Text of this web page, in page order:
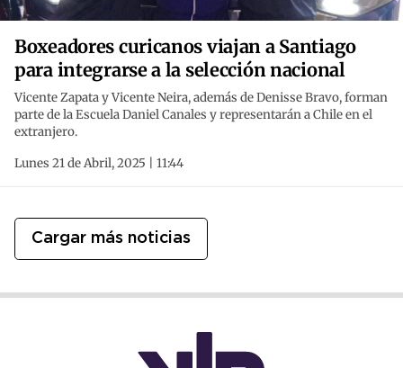
Boxeadores curicanos viajan a Santiago
para integrarse a la selección nacional
Vicente Zapata y Vicente Neira, además de Denisse Bravo, forman
parte de la Escuela Daniel Canales y representarán a Chile en el
extranjero.
Lunes 21 de Abril, 2025 | 11:44
Cargar más noticias